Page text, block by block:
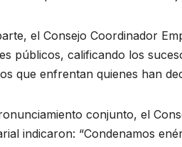
el Consejo Coordinador
públicos, calificando los
que enfrentan quienes han
conjunto, el
indicaron: “Condenamos